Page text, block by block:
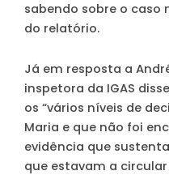
sabendo sobre o caso
do relatório.
Já em resposta a
inspetora da IGAS
os “vários níveis de
Maria e que não foi
evidência que
que estavam a